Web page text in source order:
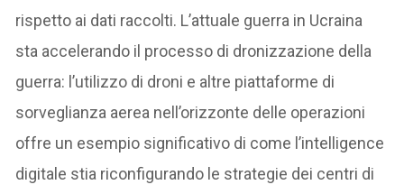
rispetto ai dati raccolti. L’attuale guerra in Ucraina
sta accelerando il processo di dronizzazione della
guerra: l’utilizzo di droni e altre piattaforme di
sorveglianza aerea nell’orizzonte delle operazioni
offre un esempio significativo di come l’intelligence
digitale stia riconfigurando le strategie dei centri di